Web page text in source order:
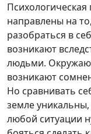
направлены на
разобраться в
возникают
людьми.
возникают
Но сравнивать
земле уникальны,
любой ситуации